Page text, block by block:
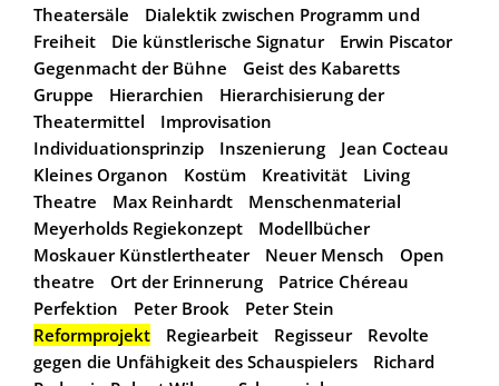
Theatersäle
Dialektik zwischen Programm und
Freiheit
Die künstlerische Signatur
Erwin Piscator
Gegenmacht der Bühne
Geist des Kabaretts
Gruppe
Hierarchien
Hierarchisierung der
Theatermittel
Improvisation
Individuationsprinzip
Inszenierung
Jean Cocteau
Kleines Organon
Kostüm Kreativität
Living
Theatre
Max Reinhardt
Menschenmaterial
Meyerholds Regiekonzept
Modellbücher
Moskauer Künstlertheater
Neuer Mensch
Open
theatre
Ort der Erinnerung
Patrice Chéreau
Perfektion
Peter Brook
Peter Stein
Reformprojekt
Regiearbeit Regisseur
Revolte
gegen die Unfähigkeit des Schauspielers
Richard